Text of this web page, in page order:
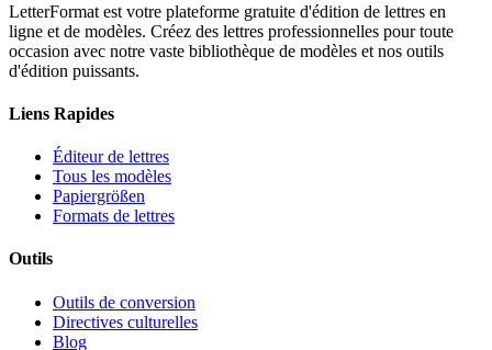
LetterFormat est votre plateforme gratuite d'édition de lettres en
ligne et de modèles. Créez des lettres professionnelles pour toute
occasion avec notre vaste bibliothèque de modèles et nos outils
d'édition puissants.
Liens Rapides
Éditeur de lettres
Tous les modèles
Papiergrößen
Formats de lettres
Outils
Outils de conversion
Directives culturelles
Blog